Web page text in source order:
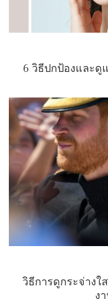
6 วิธีปกป้องและดู
วิธีการดูกระจ่างใ